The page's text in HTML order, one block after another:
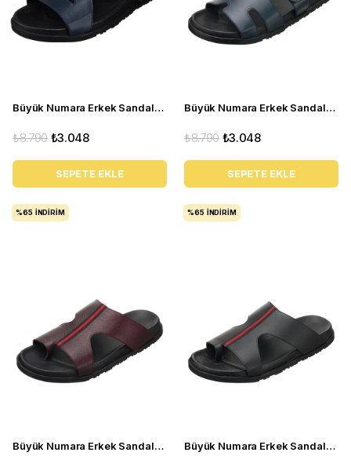
Büyük Numara Erkek Sandalet Terlik - PASA107 Lacivert
₺3.048
₺8.790
SEPETE EKLE
Büyük Numara Erkek Sandalet Terlik - PASA108 Lacivert
₺3.048
₺8.790
SEPETE EKLE
Büyük Numara Erkek Sandalet Terlik -PASA104 Bordo
%65 İNDIRIM
Büyük Numara Erkek Sandalet Terlik - PASA104 Siyah
%65 İNDIRIM